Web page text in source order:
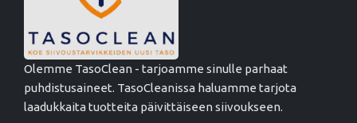
Olemme TasoClean - tarjoamme sinulle parhaat
puhdistusaineet. TasoCleanissa haluamme tarjota
laadukkaita tuotteita päivittäiseen siivoukseen.